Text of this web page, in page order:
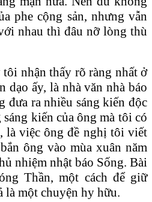
phe cộng sản, nhưng vẫn
nhau thì đâu nỡ lòng thù
nhận thấy rõ ràng nhất ở
dạo ấy, là nhà văn nhà báo
đưa ra nhiều sáng kiến độc
kiến của ông mà tôi có
là việc ông đề nghị tôi viết
ông vào mùa xuân năm
nhiệm nhật báo Sống. Bài
Thần, một cách để giữ
là một chuyện hy hữu.